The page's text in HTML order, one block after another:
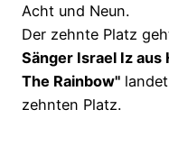
Acht und Neun.
Der zehnte Platz
Sänger Israel Iz aus
The Rainbow"
zehnten Platz.